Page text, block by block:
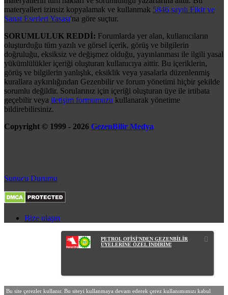
materyalleri izinsiz kopyalamak ve kullanmak 5846 sayılı Fikir ve
Sanat Eserleri Yasası'na göre suçtur.
SORUMLULUK REDDİ: Forumlarda yer alan, kullanıcıların
oluşturduğu tüm yazılı ve görsel içerik, görüş ve bilgilerin
doğruluğu, eksiksiz ve değişmez olduğu, yayınlanması ile ilgili yasal
yükümlülükler içeriği oluşturan kullanıcıya aittir. Bu içeriklerin,
görüş ve bilgilerin yanlışlık, eksiklik veya yasalarla düzenlenmiş
kurallara aykırılığından Gezenbilir ve forum yönetimi hiçbir şekilde
sorumlu değildir. Sorularınız için içeriği oluşturan üye ile irtibata
geçebilir veya iletişim formumuzu kullanarak yönetime
bildirebilirsiniz.
Copyright © 1999 - 2026 GezenBilir Medya
Sunucu Durumu
Bize ulaşın
PETROL OFİSİ'NDEN GEZENBİLİR
ÜYELERİNE ÖZEL İNDİRİM!
Bu site çerezler kullanır. Bu siteyi kullanmaya devam ederek çerez kullanımımızı kabul